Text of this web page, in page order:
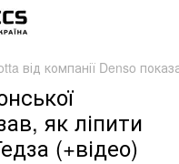
від компанії Denso
як ліпити
(+відео)